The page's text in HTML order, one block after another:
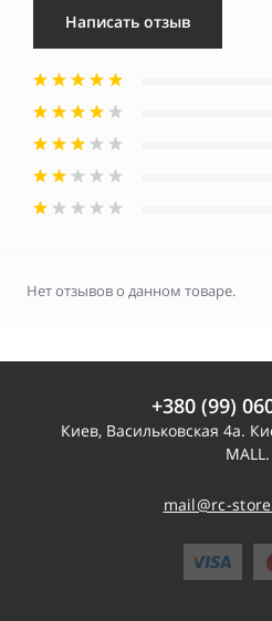
Написать отзыв
Нет отзывов о данном товаре.
+380 (99)
Киев, Васильковская 4а.
MALL.
mail@rc-